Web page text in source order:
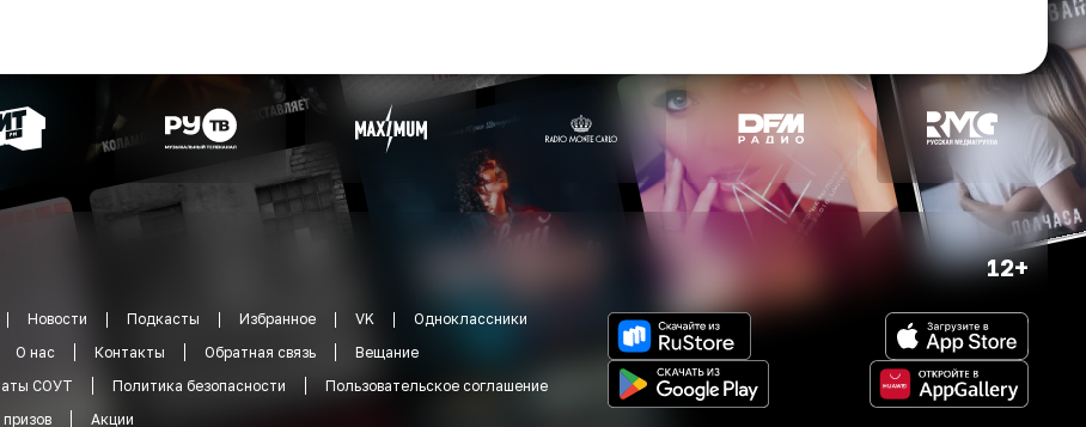
12+
Новости Подкасты Избранное VK
Одноклассники
О нас Контакты Обратная связь
Вещание
СОУТ
Политика безопасности
Пользовательское соглашение
Акции